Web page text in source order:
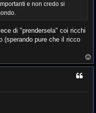
e non credo si
di "prendersela" coi ricchi
(sperando pure che il ricco
o